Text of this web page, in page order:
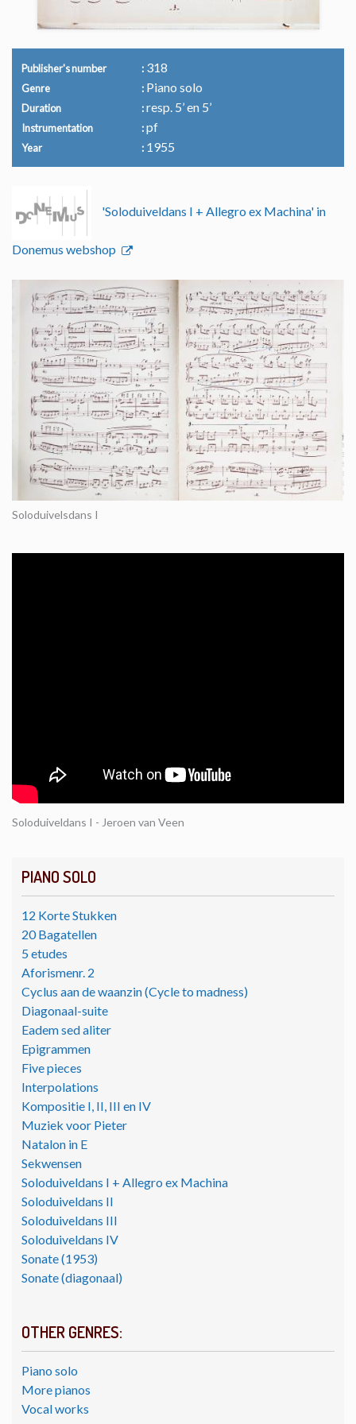
PIANO SOLO
12 Korte Stukken
20 Bagatellen
5 etudes
Aforismenr. 2
Cyclus aan de waanzin (Cycle to madness)
Diagonaal-suite
Eadem sed aliter
Epigrammen
Five pieces
Interpolations
Kompositie I, II, III en IV
Muziek voor Pieter
Natalon in E
Sekwensen
Soloduiveldans I + Allegro ex Machina
Soloduiveldans II
Soloduiveldans III
Soloduiveldans IV
Sonate (1953)
Sonate (diagonaal)
OTHER GENRES:
Piano solo
More pianos
Vocal works
Publisher's number 318
Genre Piano solo
Duration resp. 5’ en 5’
Instrumentation pf
Year 1955
'Soloduiveldans I + Allegro ex Machina' in
Donemus webshop
Soloduivelsdans I
Soloduiveldans I - Jeroen van Veen